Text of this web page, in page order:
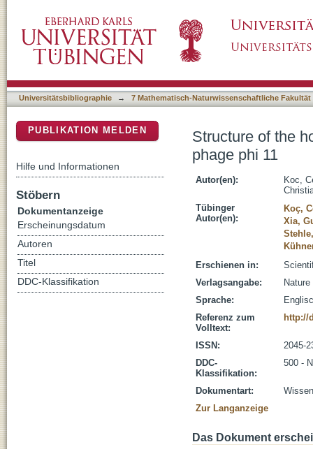
Universitätsbibliographie → 7 Mathematisch-Naturwissenschaftliche Fakultät
Structure of the
phage phi 11
Autor(en):
Koc,
Tübinger
Autor(en):
Koç,
Xia,
Erschienen in:
Verlagsangabe:
Sprache:
Referenz zum
Volltext:
http://
ISSN:
2045-
DDC-
Klassifikation:
500 -
Dokumentart:
Zur Langanzeige
Das Dokument
PUBLIKATION MELDEN
Hilfe und Informationen
Stöbern
Dokumentanzeige
Erscheinungsdatum
Autoren
Titel
DDC-Klassifikation